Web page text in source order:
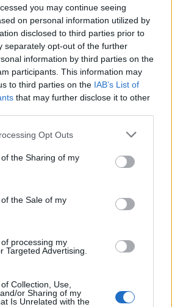
you may continue seeing
on personal information utilized by
disclosed to third parties prior to
separately opt-out of the further
information by third parties on the
participants. This information may
to third parties on the IAB’s List of
that may further disclose it to other
app uses one or more Google
or usage behaviour. You may click to
to Google and its third-party tags to
specified purposes in below Google
Opt Outs
the Sharing of my
the Sale of my
processing my
Targeted Advertising.
Collection, Use,
or Sharing of my
Is Unrelated with the
hogy a palesztinok is jobb
az HBO-nak
beszélt, hogy kétségei
a palesztinok képesek-e
miután megkötik
Izraellel – számolt be
kormány bízzon benne,
úgy véli, a palesztin nép
mert jobb életet